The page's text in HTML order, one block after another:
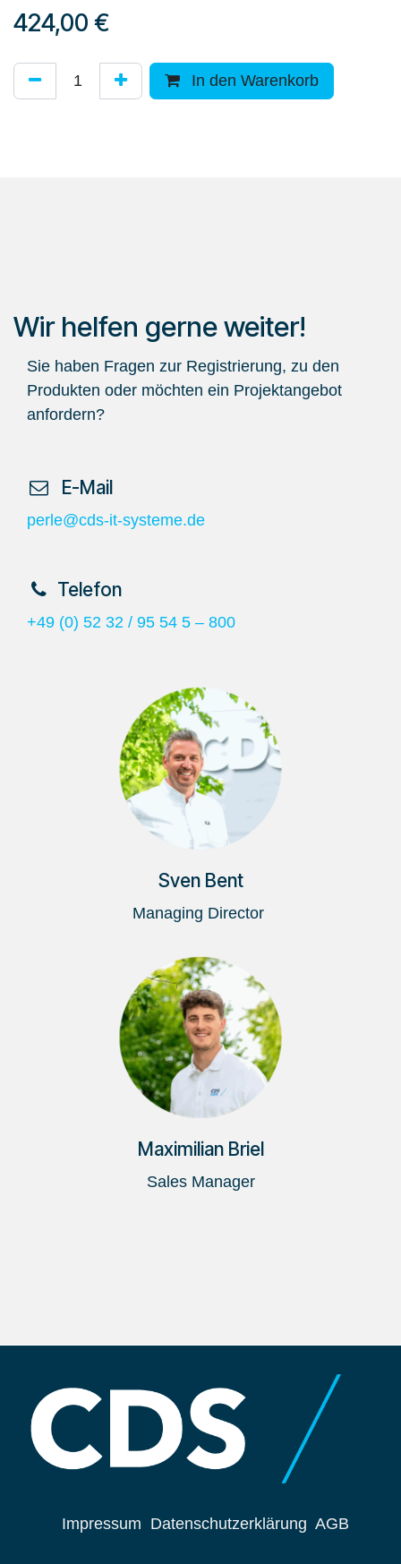
424,00 €
In den Warenkorb
Wir helfen gerne weiter!
Sie haben Fragen zur Registrierung, zu den
Produkten oder möchten ein Projektangebot
anfordern?
​ E-Mail
perle@cds-it-systeme.de
​Telefon
+49 (0) 52 32 / 95 54 5 – 800
Sven Bent
Managing Director
Maximilian Briel
Sales Manager
Impressum Datenschutzerklärung AGB